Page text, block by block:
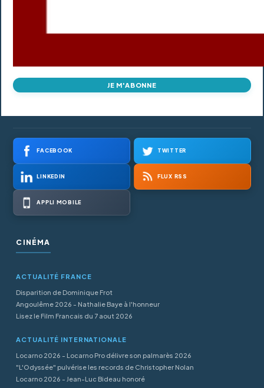
JE M'ABONNE
FACEBOOK TWITTER
LINKEDIN FLUX RSS
APPLI MOBILE
CINÉMA
ACTUALITÉ FRANCE
Disparition de Dominique Frot
Angoulême 2026 - Nathalie Baye à l'honneur
Lisez le Film Francais du 7 aout 2026
ACTUALITÉ INTERNATIONALE
Locarno 2026 - Locarno Pro délivre son palmarès 2026
"L'Odyssée" pulvérise les records de Christopher Nolan
Locarno 2026 - Jean-Luc Bideau honoré